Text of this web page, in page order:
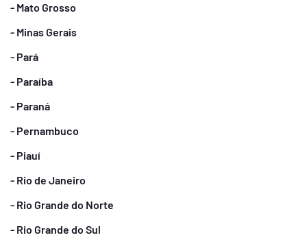
- Mato Grosso
- Minas Gerais
- Pará
- Paraíba
- Paraná
- Pernambuco
- Piauí
- Rio de Janeiro
- Rio Grande do Norte
- Rio Grande do Sul